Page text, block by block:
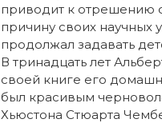
приводит к отрешению
причину своих научных
продолжал задавать
В тринадцать лет
своей книге его
был красивым
Хьюстона Стюарта